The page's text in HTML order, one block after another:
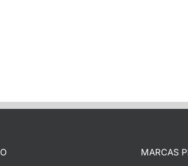
MARCAS